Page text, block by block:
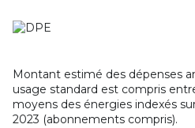
valeur.
Ne tardez pas à contacter La
Les informations sur les risques
exposé sont disponibles sur le
Montant estimé des dépenses
usage standard est compris
moyens des énergies indexés
2023 (abonnements compris).